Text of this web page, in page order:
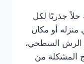
حلاً جذريًا لكل
أو مكان
الرش السطحي،
المشكلة من